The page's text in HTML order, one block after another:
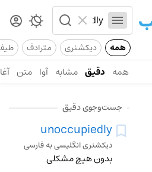
همه دیکشنری مترادف
همه دقیق مشابه آوا متن
جست‌وجوی دقیق
unoccupiedly
دیکشنری انگلیسی به فارسی
بدون هیچ مشکلی